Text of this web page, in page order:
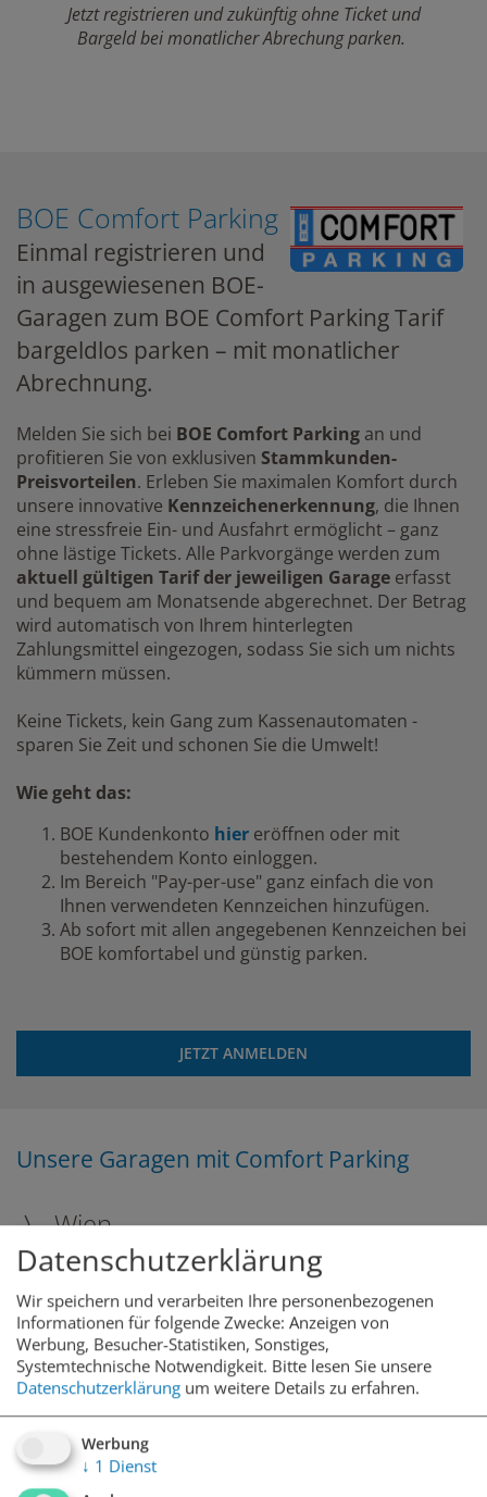
Jetzt registrieren und zukünftig ohne Ticket und
Bargeld bei monatlicher Abrechung parken.
BOE Comfort Parking
Einmal registrieren und
in ausgewiesenen BOE-
Garagen zum BOE Comfort Parking Tarif
bargeldlos parken – mit monatlicher
Abrechnung.
Melden Sie sich bei BOE Comfort Parking an und
profitieren Sie von exklusiven Stammkunden-
Preisvorteilen. Erleben Sie maximalen Komfort durch
unsere innovative Kennzeichenerkennung, die Ihnen
eine stressfreie Ein- und Ausfahrt ermöglicht – ganz
ohne lästige Tickets. Alle Parkvorgänge werden zum
aktuell gültigen Tarif der jeweiligen Garage erfasst
und bequem am Monatsende abgerechnet. Der Betrag
wird automatisch von Ihrem hinterlegten
Zahlungsmittel eingezogen, sodass Sie sich um nichts
kümmern müssen.
Keine Tickets, kein Gang zum Kassenautomaten -
sparen Sie Zeit und schonen Sie die Umwelt!
Wie geht das:
BOE Kundenkonto hier eröffnen oder mit
bestehendem Konto einloggen.
Im Bereich "Pay-per-use" ganz einfach die von
Ihnen verwendeten Kennzeichen hinzufügen.
Ab sofort mit allen angegebenen Kennzeichen bei
BOE komfortabel und günstig parken.
JETZT ANMELDEN
Unsere Garagen mit Comfort Parking
Wien
Steiermark
Oberösterreich
Niederösterreich
Tirol
Datenschutzerklärung
Wir speichern und verarbeiten Ihre personenbezogenen
Informationen für folgende Zwecke: Anzeigen von
Werbung, Besucher-Statistiken, Sonstiges,
Systemtechnische Notwendigkeit. Bitte lesen Sie unsere
Datenschutzerklärung um weitere Details zu erfahren.
Werbung
↓ 1 Dienst